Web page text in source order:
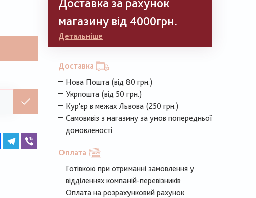
FacebookTelegram
магазину від 4000грн.
Детальніше
Доставка
Нова Пошта (від 80 грн.)
Укрпошта (від 50 грн.)
Кур'єр в межах Львова (250 грн.)
Самовивіз з магазину за умов попередньої
домовленості
Оплата
Готівкою при отриманні замовлення у
відділеннях компаній-перевізників
Оплата на розрахунковий рахунок